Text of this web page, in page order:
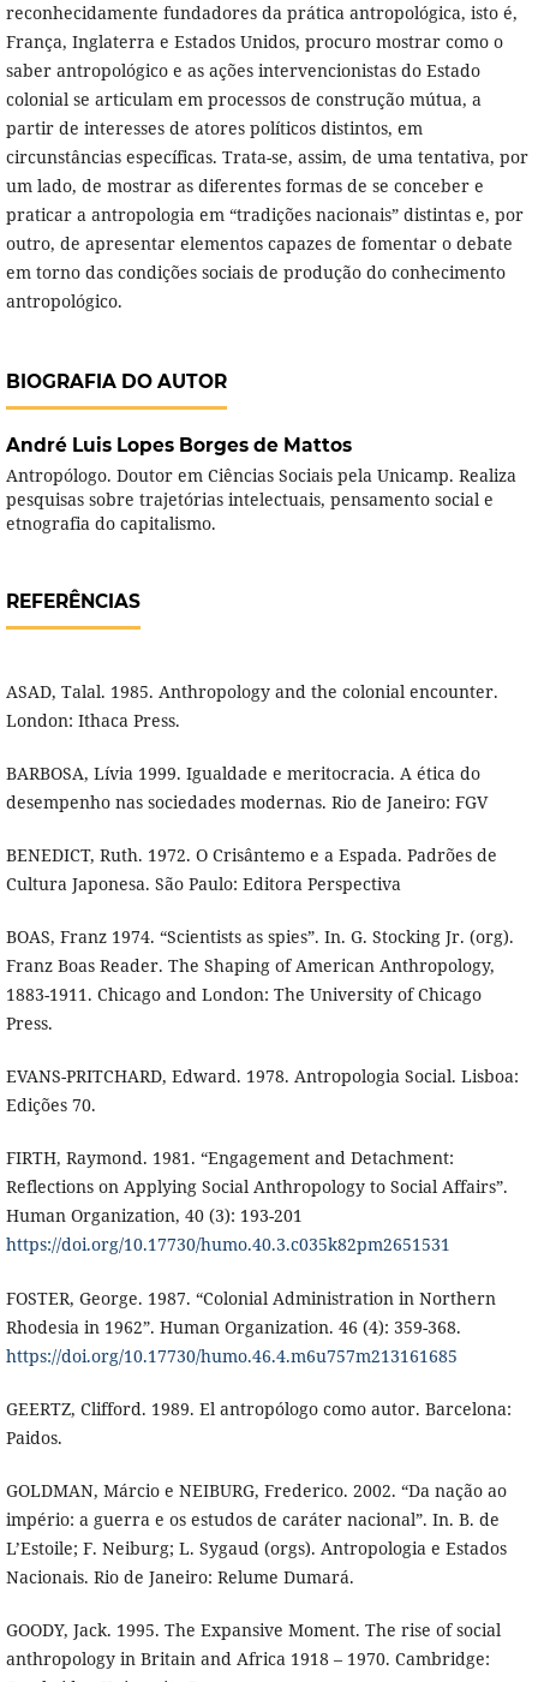
reconhecidamente fundadores da prática antropológica, isto é,
França, Inglaterra e Estados Unidos, procuro mostrar como o
saber antropológico e as ações intervencionistas do Estado
colonial se articulam em processos de construção mútua, a
partir de interesses de atores políticos distintos, em
circunstâncias específicas. Trata-se, assim, de uma tentativa, por
um lado, de mostrar as diferentes formas de se conceber e
praticar a antropologia em “tradições nacionais” distintas e, por
outro, de apresentar elementos capazes de fomentar o debate
em torno das condições sociais de produção do conhecimento
antropológico.
BIOGRAFIA DO AUTOR
André Luis Lopes Borges de Mattos
Antropólogo. Doutor em Ciências Sociais pela Unicamp. Realiza
pesquisas sobre trajetórias intelectuais, pensamento social e
etnografia do capitalismo.
REFERÊNCIAS
ASAD, Talal. 1985. Anthropology and the colonial encounter.
London: Ithaca Press.
BARBOSA, Lívia 1999. Igualdade e meritocracia. A ética do
desempenho nas sociedades modernas. Rio de Janeiro: FGV
BENEDICT, Ruth. 1972. O Crisântemo e a Espada. Padrões de
Cultura Japonesa. São Paulo: Editora Perspectiva
BOAS, Franz 1974. “Scientists as spies”. In. G. Stocking Jr. (org).
Franz Boas Reader. The Shaping of American Anthropology,
1883-1911. Chicago and London: The University of Chicago
Press.
EVANS-PRITCHARD, Edward. 1978. Antropologia Social. Lisboa:
Edições 70.
FIRTH, Raymond. 1981. “Engagement and Detachment:
Reflections on Applying Social Anthropology to Social Affairs”.
Human Organization, 40 (3): 193-201
https://doi.org/10.17730/humo.40.3.c035k82pm2651531
FOSTER, George. 1987. “Colonial Administration in Northern
Rhodesia in 1962”. Human Organization. 46 (4): 359-368.
https://doi.org/10.17730/humo.46.4.m6u757m213161685
GEERTZ, Clifford. 1989. El antropólogo como autor. Barcelona:
Paidos.
GOLDMAN, Márcio e NEIBURG, Frederico. 2002. “Da nação ao
império: a guerra e os estudos de caráter nacional”. In. B. de
L’Estoile; F. Neiburg; L. Sygaud (orgs). Antropologia e Estados
Nacionais. Rio de Janeiro: Relume Dumará.
GOODY, Jack. 1995. The Expansive Moment. The rise of social
anthropology in Britain and Africa 1918 – 1970. Cambridge: